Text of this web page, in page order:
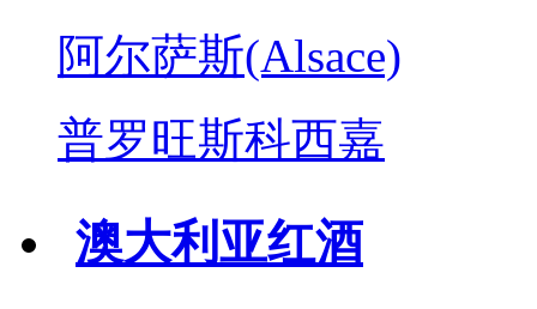
阿尔萨斯(Alsace)
普罗旺斯科西嘉
澳大利亚红酒